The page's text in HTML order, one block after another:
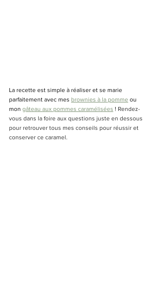
La recette est simple à réaliser et se marie
parfaitement avec mes brownies à la pomme ou
mon gâteau aux pommes caramélisées ! Rendez-
vous dans la foire aux questions juste en dessous
pour retrouver tous mes conseils pour réussir et
conserver ce caramel.